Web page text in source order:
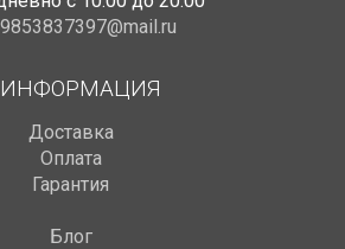
ИНФОРМАЦИЯ
Доставка
Оплата
Гарантия
Блог